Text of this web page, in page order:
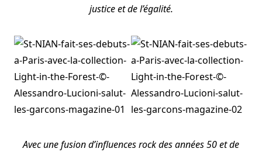
justice et de l’égalité.
Avec une fusion d’influences rock des années 50 et de